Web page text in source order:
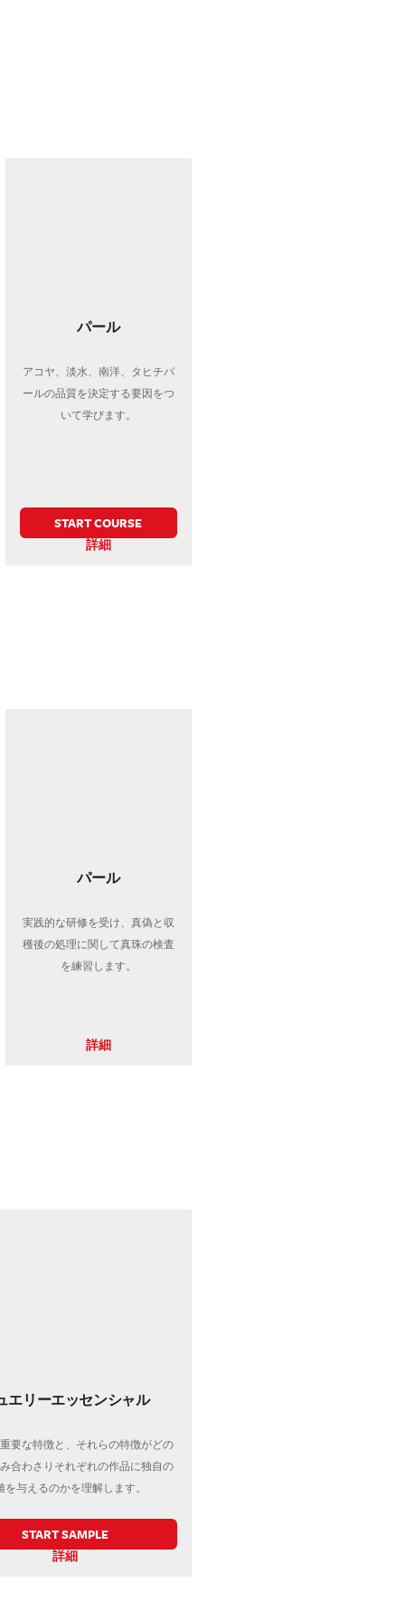
パール
アコヤ、淡水、南洋、タヒチパ
ールの品質を決定する要因をつ
いて学びます。
START COURSE
詳細
パール
実践的な研修を受け、真偽と収
穫後の処理に関して真珠の検査
を練習します。
詳細
エリーエッセンシャル
要な特徴と、それらの特徴がどの
合わさりそれぞれの作品に独自の
を与えるのかを理解します。
START SAMPLE
詳細